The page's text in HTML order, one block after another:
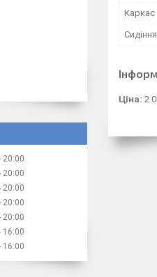
Каркас
Сидіння
Ціна: 2
20:00
20:00
20:00
20:00
20:00
16:00
16:00